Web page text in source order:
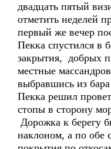
двадцать пятый
отметить неделей
первый же вечер
Пекка спустился в
закрытия, добрых
местные
выбравшись из
Пекка решил
стопы в сторону
Дорожка к берегу
наклоном, а по обе